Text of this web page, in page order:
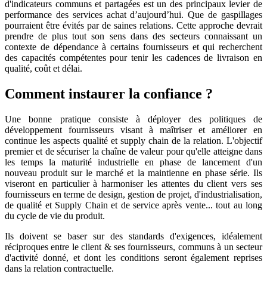
d'indicateurs communs et partagées est un des principaux levier de
performance des services achat d’aujourd’hui. Que de gaspillages
pourraient être évités par de saines relations. Cette approche devrait
prendre de plus tout son sens dans des secteurs connaissant un
contexte de dépendance à certains fournisseurs et qui recherchent
des capacités compétentes pour tenir les cadences de livraison en
qualité, coût et délai.
Comment instaurer la confiance ?
Une bonne pratique consiste à déployer des politiques de
développement fournisseurs visant à maîtriser et améliorer en
continue les aspects qualité et supply chain de la relation. L'objectif
premier et de sécuriser la chaîne de valeur pour qu'elle atteigne dans
les temps la maturité industrielle en phase de lancement d'un
nouveau produit sur le marché et la maintienne en phase série. Ils
viseront en particulier à harmoniser les attentes du client vers ses
fournisseurs en terme de design, gestion de projet, d'industrialisation,
de qualité et Supply Chain et de service après vente... tout au long
du cycle de vie du produit.
Ils doivent se baser sur des standards d'exigences, idéalement
réciproques entre le client & ses fournisseurs, communs à un secteur
d'activité donné, et dont les conditions seront également reprises
dans la relation contractuelle.